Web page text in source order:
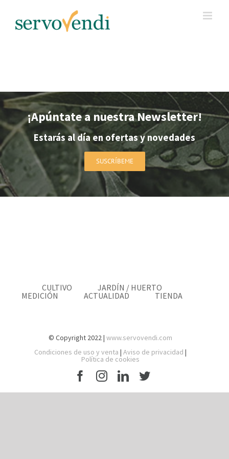
content
¡Apúntate a nuestra Newsletter!
Estarás al día en ofertas y novedades
SUSCRÍBEME
CULTIVO
JARDÍN / HUERTO
MEDICIÓN
ACTUALIDAD TIENDA
© Copyright 2022 |www.servovendi.com
Condiciones de uso y venta |Aviso de privacidad |
Política de cookies
Facebook
Instagram
LinkedInTwitter